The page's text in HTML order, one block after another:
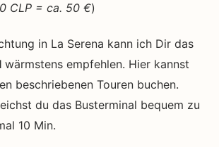
CLP = ca. 50 €)
in La Serena kann ich Dir das
wärmstens empfehlen. Hier kannst
beschriebenen Touren buchen.
du das Busterminal bequem zu
10 Min.